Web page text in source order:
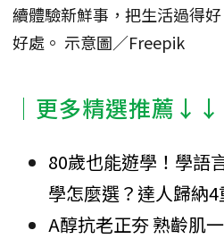
續體驗新鮮事，把生活過得
好處。 示意圖／Freepik
│更多精選推薦
80歲也能遊學！學語
學怎麼選？達人歸納4
A醇抗老正夯 熟齡肌